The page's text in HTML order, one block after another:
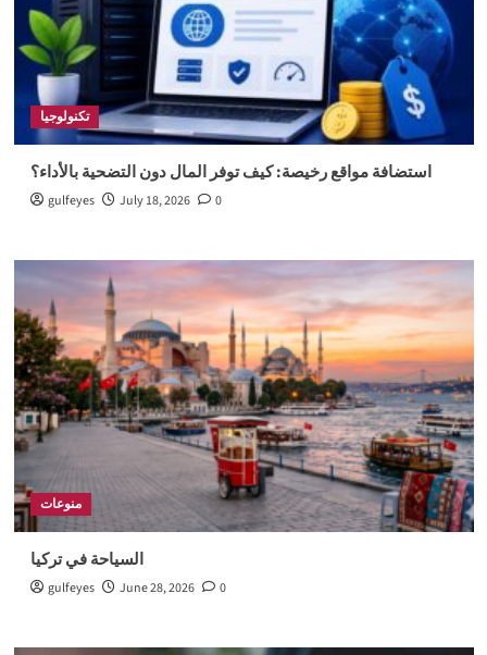
تكنولوجيا
استضافة مواقع رخيصة: كيف توفر المال دون التضحية بالأداء؟
gulfeyes July 18, 2026 0
منوعات
السياحة في تركيا
gulfeyes June 28, 2026 0